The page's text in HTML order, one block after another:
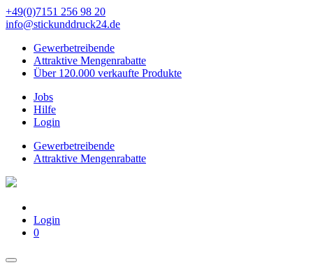
+49(0)7151 256 98 20‬
info@stickunddruck24.de
Gewerbetreibende
Attraktive Mengenrabatte
Über 120.000 verkaufte Produkte
Jobs
Hilfe
Login
Gewerbetreibende
Attraktive Mengenrabatte
Login
0